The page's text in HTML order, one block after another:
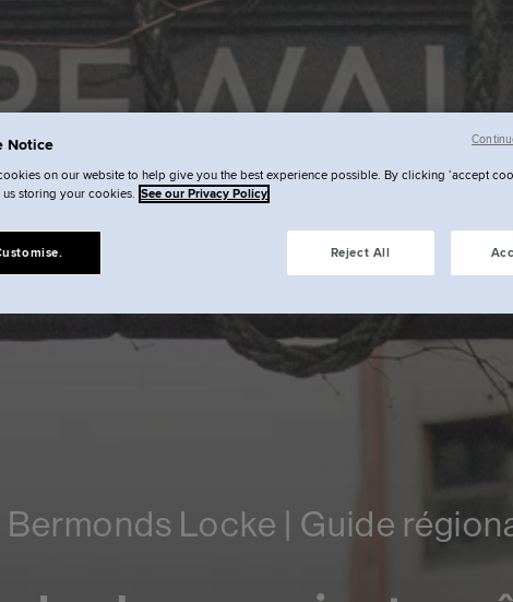
Bermonds Locke | Guide
Notice
on our website to help give you the best experience possible. By clicking ‘accept
us storing your cookies. See our Privacy Policy
Reject All